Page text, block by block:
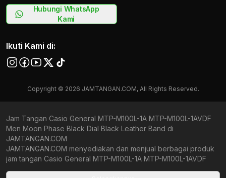
Hubungi WhatsApp
Kami
Ikuti Kami di:
Copyright © 2026 JAMTANGAN.COM, All Rights Reserved.
Jam Tangan Casio General MTP-M100L-1A MTP-M100L-1AVDF
Men Moon Phase Black Dial Black Leather Band di
JAMTANGAN.COM
JAMTANGAN.COM menyediakan dan menjual berbagai produk
jam tangan Casio General MTP-M100L-1A MTP-M100L-1AVDF